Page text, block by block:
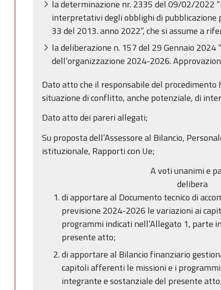
la determinazione nr. 2335 del 09/02/2022
interpretativi degli obblighi di pubblicazione
33 del 2013. anno 2022”, che si assume a
la deliberazione n. 157 del 29 Gennaio
dell’organizzazione 2024-2026.
Dato atto che il responsabile del
situazione di conflitto, anche potenziale, di
Dato atto dei pareri allegati;
Su proposta dell’Assessore al Bilancio,
istituzionale, Rapporti con Ue;
A voti unanimi e
delibera
di apportare al Documento tecnico di
previsione 2024-2026 le variazioni ai
programmi indicati nell’Allegato 1, parte
presente atto;
di apportare al Bilancio finanziario
capitoli afferenti le missioni e i
integrante e sostanziale del presente